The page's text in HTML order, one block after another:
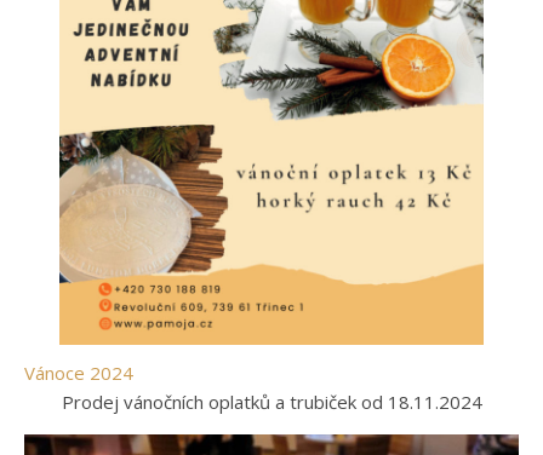
Vánoce 2024
Prodej vánočních oplatků a trubiček od 18.11.2024